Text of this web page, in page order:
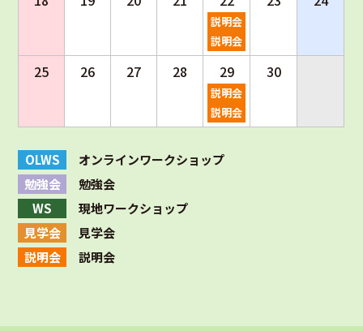
説明会
説明会
25 26 27 28 29
説明会
説明会
30
OLWS
オンラインワークショップ
勉強会
勉強会
WS
現地ワークショップ
見学会
見学会
説明会
説明会